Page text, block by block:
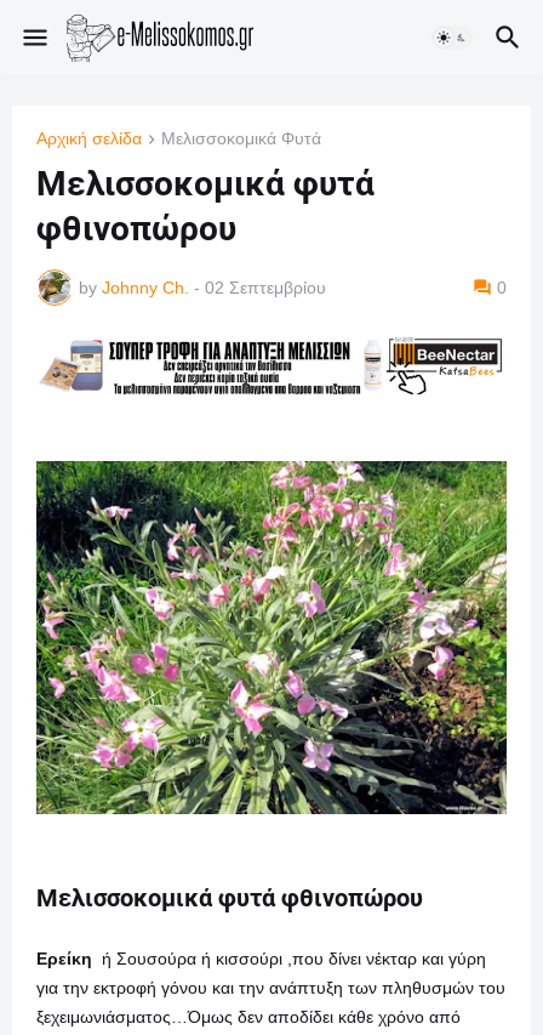
Αρχική σελίδα Μελισσοκομικά Φυτά
Μελισσοκομικά φυτά
φθινοπώρου
by Johnny Ch. - 02 Σεπτεμβρίου 0
Μελισσοκομικά φυτά φθινοπώρου
Ερείκη ή Σουσούρα ή κισσούρι ,που δίνει νέκταρ και γύρη
για την εκτροφή γόνου και την ανάπτυξη των πληθυσμών του
ξεχειμωνιάσματος…Όμως δεν αποδίδει κάθε χρόνο από